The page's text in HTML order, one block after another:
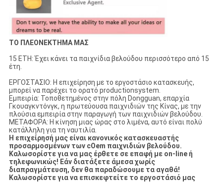
ΤΟ ΠΛΕΟΝΕΚΤΗΜΑ ΜΑΣ
15 ΕΤΗ: Έχει κάνει τα παιχνίδια βελούδου περισσότερο από 15
έτη.
ΕΡΓΟΣΤΑΣΙΟ: Η επιχείρηση με το εργοστάσιο κατασκευής,
μπορεί να παρέχει το ορατό productionsystem.
Εμπειρία: Τοποθετημένος στην πόλη Dongguan, επαρχία
Γκουαγκντόνγκ, η πρωτεύουσα παιχνιδιών της Κίνας, με την
πλούσια εμπειρία στην παραγωγή των παιχνιδιών βελούδου.
ΜΕΤΑΦΟΡΑ: Η κίνηση μιας ώρας στο λιμένα, αυτό είναι πολύ
κατάλληλη για τη ναυτιλία.
Η επιχείρησή μας είναι κανονικός κατασκευαστής
προσαρμοσμένων των cOem παιχνιδιών βελούδου.
Καλωσορίστε για να μας έρθετε σε επαφή με on-line ή
τηλεφωνικώς! Εάν διατάξετε άμεσα χωρίς
διαπραγμάτευση, δεν θα παραδώσουμε τα αγαθά!
Καλωσορίστε για να επισκεφτείτε το εργοστάσιό μας